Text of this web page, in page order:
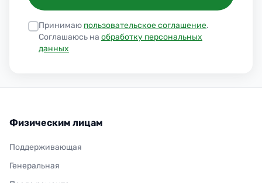
Принимаю пользовательское соглашение.
Соглашаюсь на обработку персональных
данных
Физическим лицам
Поддерживающая
Генеральная